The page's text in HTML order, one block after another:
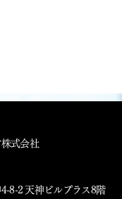
式会社
8-2 天神ビルプラス8階